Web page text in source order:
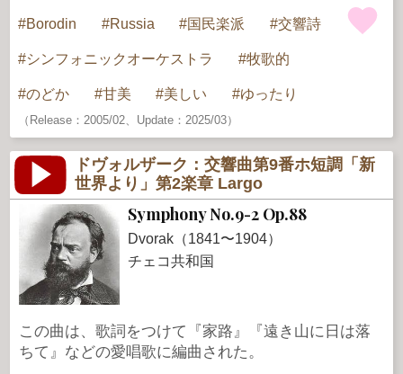
Borodin Russia 国民楽派 交響詩
シンフォニックオーケストラ 牧歌的
のどか 甘美 美しい ゆったり
（Release：2005/02、Update：2025/03）
ドヴォルザーク：交響曲第9番ホ短調「新
世界より」第2楽章 Largo
Symphony No.9-2 Op.88
Dvorak（1841〜1904）
チェコ共和国
この曲は、歌詞をつけて『家路』『遠き山に日は落
ちて』などの愛唱歌に編曲された。